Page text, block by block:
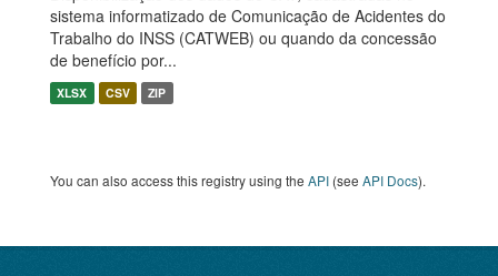
sistema informatizado de Comunicação de Acidentes do
Trabalho do INSS (CATWEB) ou quando da concessão
de benefício por...
XLSX CSV ZIP
You can also access this registry using the API (see API Docs).